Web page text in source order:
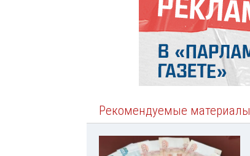
Рекомендуемые материалы